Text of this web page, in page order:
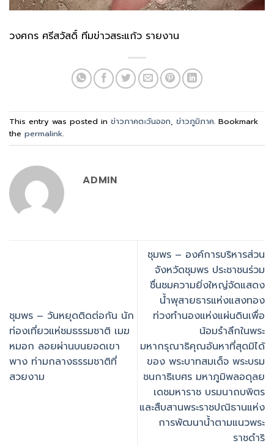
วงศกร ศรีสวัสดิ์ ทีมข่าวสระแก้ว รายงาน
This entry was posted in ข่าวภาคตะวันออก, ข่าวภูมิภาค. Bookmark
the permalink.
ADMIN
ชุมพร – วันหยุดติดต่อกัน นัก
ท่องเที่ยวแห่ชมธรรมชาติ เมฆ
หมอก ลอยผ่านบนยอดเขา
พาง ท่ามกลางธรรมชาติที่
สวยงาม
ชุมพร – องค์การบริหารส่วน
จังหวัดชุมพร ประชาชนร่วม
ชื่นชมความยิ่งใหญ่จัดแสดง
น้ำพุสายธารแห่งแสงทอง
ท่วงทำนองแห่งแผ่นดินเพื่อ
น้อมรำลึกในพระ
มหากรุณาธิคุณอันหาที่สุดมิได้
ของ พระบาทสมเด็จ พระบรม
ชนกาธิเบศร มหาภูมิพลอดุลย
เดชมหาราช บรมนาถบพิตร
และสืบสานพระราชปณิธานแห่ง
การพัฒนาน้ำตามแนวพระ
ราชดำริ